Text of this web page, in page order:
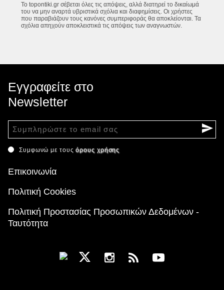
Το topontiki.gr σέβεται όλες τις απόψεις, αλλά διατηρεί το δικαίωμά
του να μην αναρτά υβριστικά σχόλια και διαφημίσεις. Οι χρήστες
που παραβιάζουν τους κανόνες συμπεριφοράς θα αποκλείονται. Τα
σχόλια απηχούν αποκλειστικά τις απόψεις των αναγνωστών.
Εγγραφείτε στο
Newsletter
Συμφωνώ με τουςόρους χρήσης
Επικοινωνία
Πολιτική Cookies
Πολιτική Προστασίας Προσωπικών Δεδομένων -
Ταυτότητα